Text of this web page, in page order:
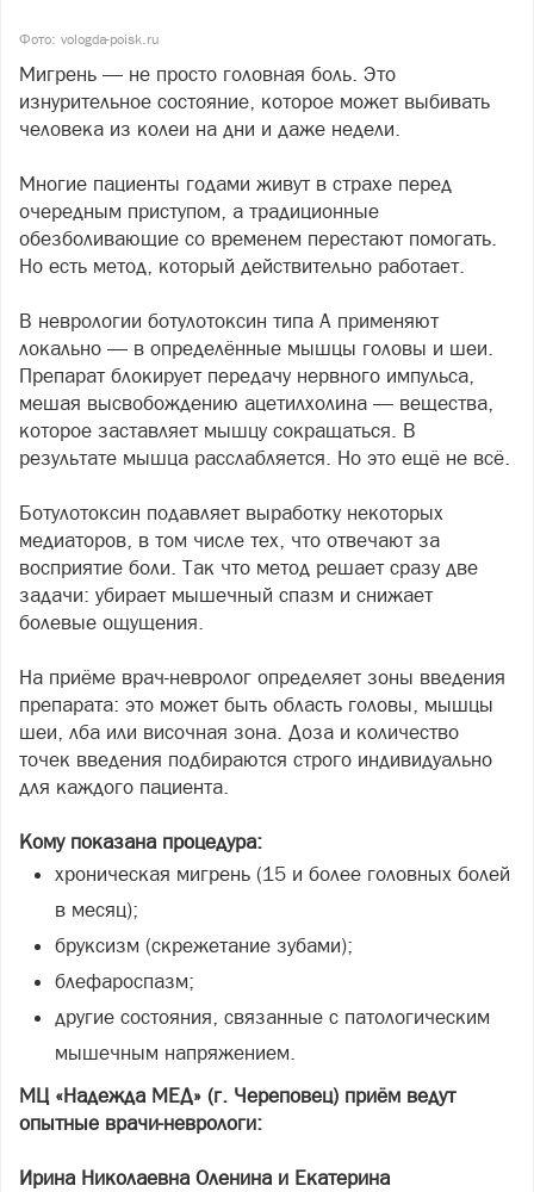
Фото: vologda-poisk.ru
Мигрень — не просто головная боль. Это
изнурительное состояние, которое может выбивать
человека из колеи на дни и даже недели.
Многие пациенты годами живут в страхе перед
очередным приступом, а традиционные
обезболивающие со временем перестают помогать.
Но есть метод, который действительно работает.
В неврологии ботулотоксин типа А применяют
локально — в определённые мышцы головы и шеи.
Препарат блокирует передачу нервного импульса,
мешая высвобождению ацетилхолина — вещества,
которое заставляет мышцу сокращаться. В
результате мышца расслабляется. Но это ещё не всё.
Ботулотоксин подавляет выработку некоторых
медиаторов, в том числе тех, что отвечают за
восприятие боли. Так что метод решает сразу две
задачи: убирает мышечный спазм и снижает
болевые ощущения.
На приёме врач-невролог определяет зоны введения
препарата: это может быть область головы, мышцы
шеи, лба или височная зона. Доза и количество
точек введения подбираются строго индивидуально
для каждого пациента.
Кому показана процедура:
хроническая мигрень (15 и более головных болей
в месяц);
бруксизм (скрежетание зубами);
блефароспазм;
другие состояния, связанные с патологическим
мышечным напряжением.
МЦ «Надежда МЕД» (г. Череповец) приём ведут
опытные врачи-неврологи:
Ирина Николаевна Оленина и Екатерина